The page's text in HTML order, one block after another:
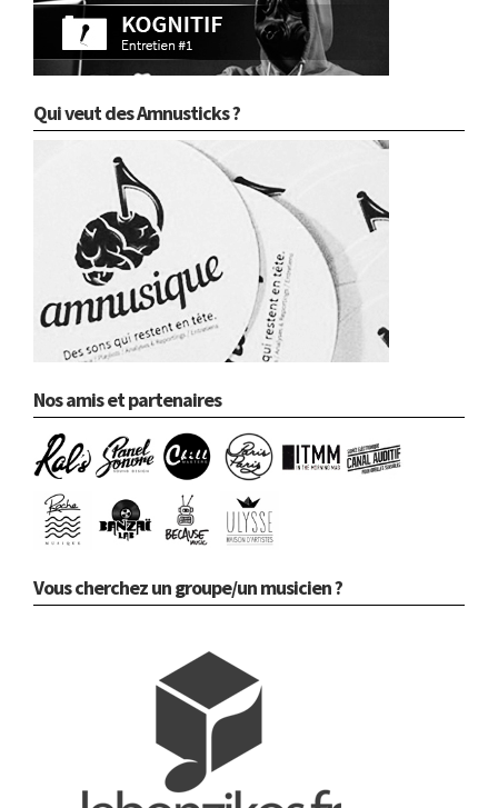
Qui veut des Amnusticks ?
Nos amis et partenaires
Vous cherchez un groupe/un musicien ?